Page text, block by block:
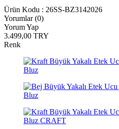
Ürün Kodu : 26SS-BZ3142026
Yorumlar (0)
Yorum Yap
3.499,00 TRY
Renk